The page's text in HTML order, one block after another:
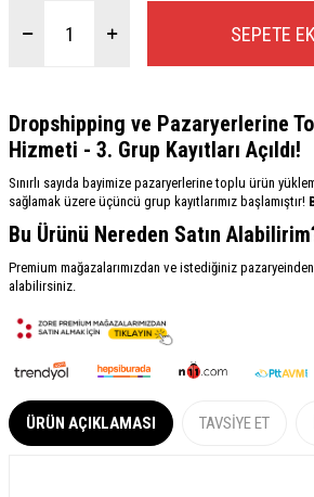
SEPETE
Dropshipping ve Pazaryerlerine
Hizmeti - 3. Grup Kayıtları Açıldı!
Sınırlı sayıda bayimize pazaryerlerine toplu ürün
sağlamak üzere üçüncü grup kayıtlarımız başlamıştır!
Bu Ürünü Nereden Satın
Premium mağazalarımızdan ve istediğiniz
alabilirsiniz.
ÜRÜN AÇIKLAMASI TAVSIYE ET